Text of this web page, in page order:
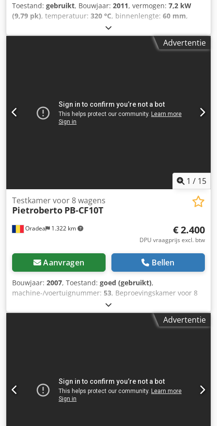
Toestand: gebruikt, Bouwjaar: 2011, vermogen: 7,2 kW
(9,79 pk), temperatuur: 320 °C, binnenlengte: 60 mm,
, binnenhoogte:
brandstoftype:elektrisch, Miwe condo CO.2 0604 met
condensator Bakruimte 600x400xHx170 cm elektrischAdvertentie
1 / 15
Oradea 1.322 km
Testkamer voor 8 wagens
Pietroberto PB-CF10T
€ 2.400
DPU vraagprijs excl. btw
Aanvragen Bellen
Bouwjaar: 2007, Toestand: goed (gebruikt),
machine-/voertuignummer: 53, Beproevingskamer voor 8
karren, gemaakt door Pietroberto, type PB-CF10T, bouwjaar
2007, serie 53, gemaakt in Italië. Volume gistkamer 12,02
Met een beschermende barrière, met binnen- en
buitenwanden van roestvrij staal Airconditioningseenheid
en roestvrijstalen ventilatoren Constante regeling van
Advertentie